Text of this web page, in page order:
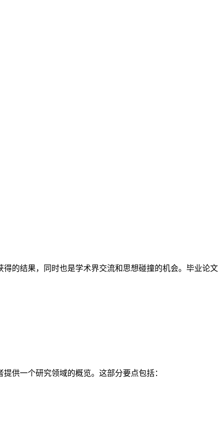
的结果，同时也是学术界交流和思想碰撞的机会。毕业论文
供一个研究领域的概览。这部分要点包括：